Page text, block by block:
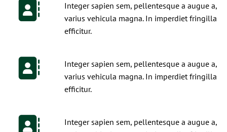
Integer sapien sem, pellentesque a augue a,
varius vehicula magna. In imperdiet fringilla
efficitur.
Integer sapien sem, pellentesque a augue a,
varius vehicula magna. In imperdiet fringilla
efficitur.
Integer sapien sem, pellentesque a augue a,